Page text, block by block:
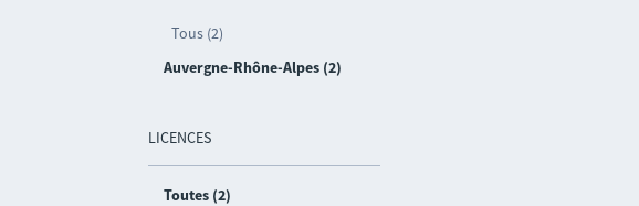
Tous (2)
Auvergne-Rhône-Alpes (2)
LICENCES
Toutes (2)